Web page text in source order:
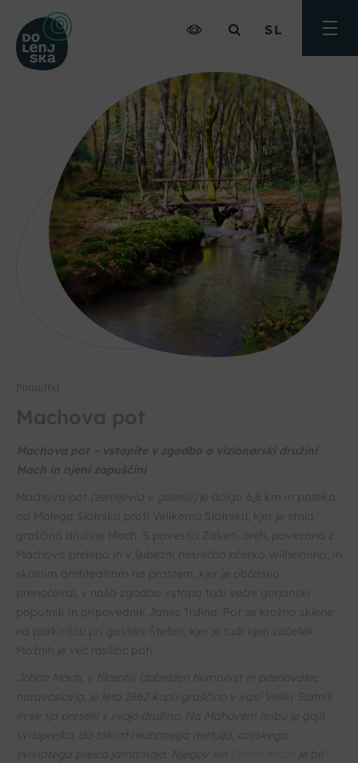
SL
Ponudba
Machova pot
Machova pot – vstopite v zgodbo o vizionarski družini
Mach in njeni zapuščini
Machova pot
(zemljevid v galeriji) je dolga 6,8 km in poteka
od Malega Slatnika proti Velikemu Slatniku, kjer je stala
graščina družine Mach. S povestjo Zakleti oreh, povezano z
Machovo prelepo in v ljubezni nesrečno hčerko Wilhelmino, in
skalnim amfiteatrom na prostem, kjer je občasno
prenočeval, v našo zgodbo vstopa tudi večni gorjanski
popotnik in pripovednik Janez Trdina. Pot se krožno sklene
na parkirišču pri gostilni Štefan, kjer je tudi njen začetek.
Možnih je več različic poti.
Johan Mach, v filozofiji izobražen humanist in poznavalec
naravoslovja, je leta 1862 kupil graščino v vasi Veliki Slatnik
in se tja preselil s svojo družino. Na Mahovem hribu je gojil
sviloprejko, do takrat neznanega metulja, azijskega
svilnatega prelca jamamaja. Njegov sin
je bil